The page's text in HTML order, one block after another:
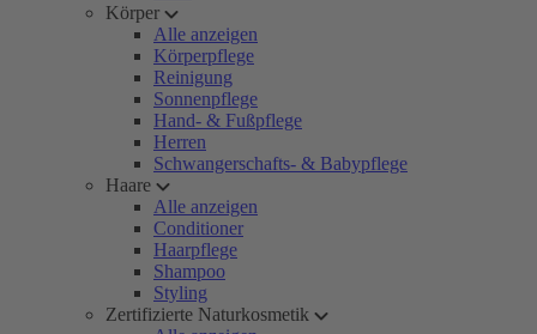
Körper
Alle anzeigen
Körperpflege
Reinigung
Sonnenpflege
Hand- & Fußpflege
Herren
Schwangerschafts- & Babypflege
Haare
Alle anzeigen
Conditioner
Haarpflege
Shampoo
Styling
Zertifizierte Naturkosmetik